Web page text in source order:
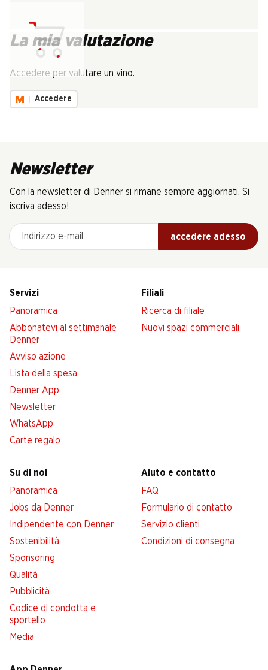
La mia valutazione
Accedere per valutare un vino.
Accedere
Newsletter
Con la newsletter di Denner si rimane sempre aggiornati. Si
iscriva adesso!
Indirizzo e-mail
accedere adesso
Servizi
Panoramica
Abbonatevi al settimanale
Denner
Avviso azione
Lista della spesa
Denner App
Newsletter
WhatsApp
Carte regalo
Filiali
Ricerca di filiale
Nuovi spazi commerciali
Su di noi
Panoramica
Jobs da Denner
Indipendente con Denner
Sostenibilità
Sponsoring
Qualità
Pubblicità
Codice di condotta e
sportello
Media
Aiuto e contatto
FAQ
Formulario di contatto
Servizio clienti
Condizioni di consegna